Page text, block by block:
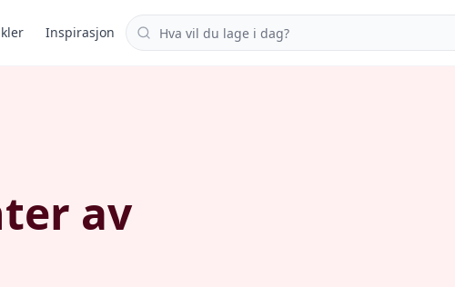
Inspirasjon Søk i oppskrifter
av